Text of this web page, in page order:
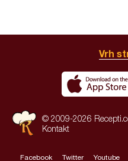
Vrh
© 2009-2026
Kontakt
Facebook Twitter Youtube